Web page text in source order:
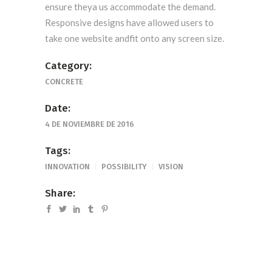
ensure theya us accommodate the demand.
Responsive designs have allowed users to
take one website andfit onto any screen size.
Category:
CONCRETE
Date:
4 DE NOVIEMBRE DE 2016
Tags:
INNOVATION POSSIBILITY VISION
Share: